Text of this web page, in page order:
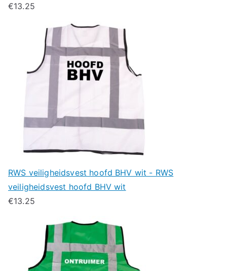
€13.25
RWS veiligheidsvest hoofd BHV wit - RWS
veiligheidsvest hoofd BHV wit
€13.25